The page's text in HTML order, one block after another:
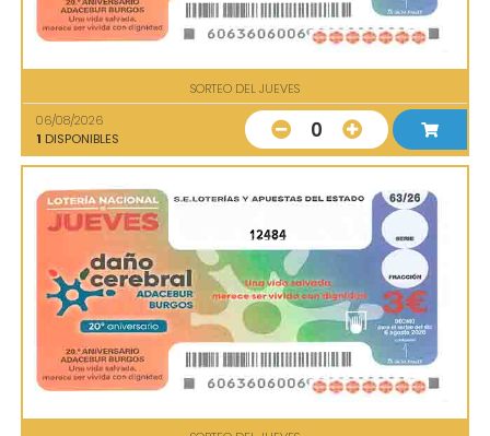
SORTEO DEL JUEVES
06/08/2026
1 DISPONIBLES 0
12484